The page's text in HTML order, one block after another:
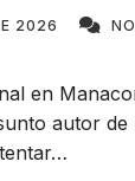
2026
en
autor de